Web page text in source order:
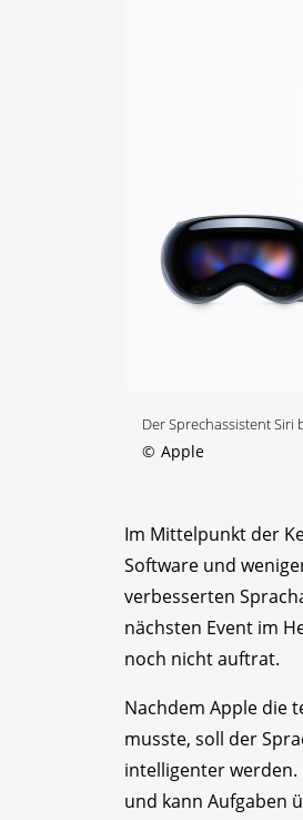
Der Sprechassistent
© Apple
Im Mittelpunkt der
Software und
verbesserten
nächsten Event im
noch nicht auftrat.
Nachdem Apple die
musste, soll der
intelligenter werden.
und kann Aufgaben